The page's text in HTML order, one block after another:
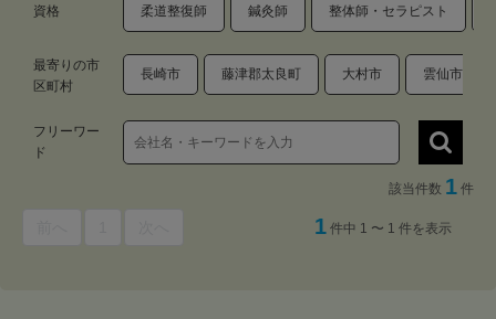
資格 柔道整復師 鍼灸師 整体師・セラピスト
最寄りの市
区町村
長崎市 藤津郡太良町 大村市 雲仙市
フリーワー
ド
該当件数 1 件
1 件中 1 〜 1 件を表示